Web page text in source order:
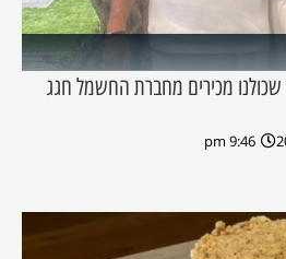
מכירים מחברת החשמל חגג
9:46 pm